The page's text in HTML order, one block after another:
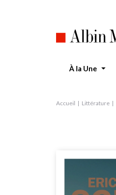
À la Une
Accueil Littérature